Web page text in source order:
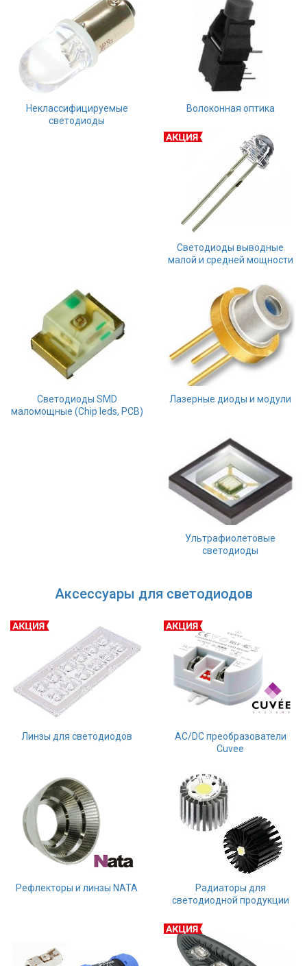
Неклассифицируемые
светодиоды
Волоконная оптика
Светодиоды выводные
малой и средней мощности
Светодиоды SMD
маломощные (Chip leds, PCB)
Лазерные диоды и модули
Ультрафиолетовые
светодиоды
Аксессуары для светодиодов
Линзы для светодиодов
AC/DC преобразователи
Cuvee
Рефлекторы и линзы NATA
Радиаторы для
светодиодной продукции